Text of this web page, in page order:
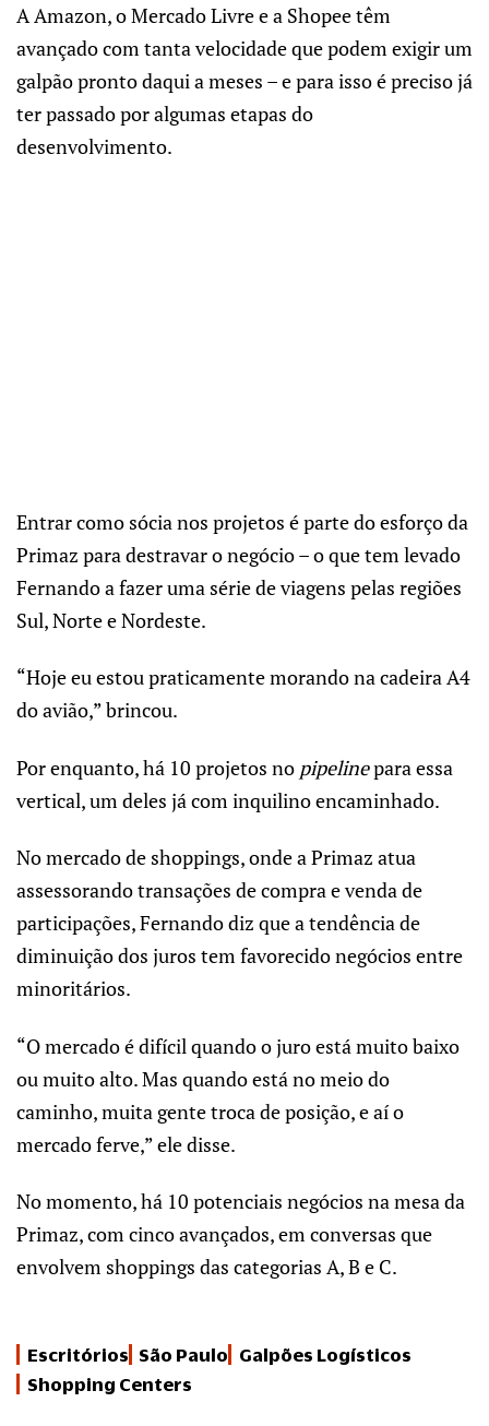
A Amazon, o Mercado Livre e a Shopee têm
avançado com tanta velocidade que podem exigir um
galpão pronto daqui a meses – e para isso é preciso já
ter passado por algumas etapas do
desenvolvimento.
Entrar como sócia nos projetos é parte do esforço da
Primaz para destravar o negócio – o que tem levado
Fernando a fazer uma série de viagens pelas regiões
Sul, Norte e Nordeste.
“Hoje eu estou praticamente morando na cadeira A4
do avião,” brincou.
Por enquanto, há 10 projetos no pipelinepara essa
vertical, um deles já com inquilino encaminhado.
No mercado de shoppings, onde a Primaz atua
assessorando transações de compra e venda de
participações, Fernando diz que a tendência de
diminuição dos juros tem favorecido negócios entre
minoritários.
“O mercado é difícil quando o juro está muito baixo
ou muito alto. Mas quando está no meio do
caminho, muita gente troca de posição, e aí o
mercado ferve,” ele disse.
No momento, há 10 potenciais negócios na mesa da
Primaz, com cinco avançados, em conversas que
envolvem shoppings das categorias A, B e C.
Escritórios São Paulo
Galpões Logísticos
Shopping Centers